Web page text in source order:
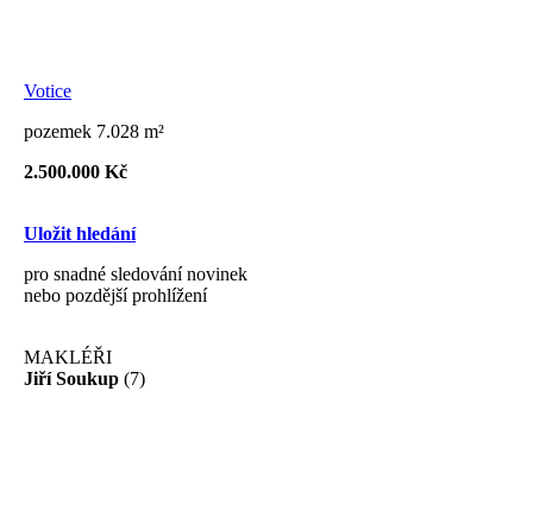
Votice
pozemek 7.028 m²
2.500.000 Kč
Uložit hledání
pro snadné sledování novinek
nebo pozdější prohlížení
MAKLÉŘI
Jiří Soukup (7)